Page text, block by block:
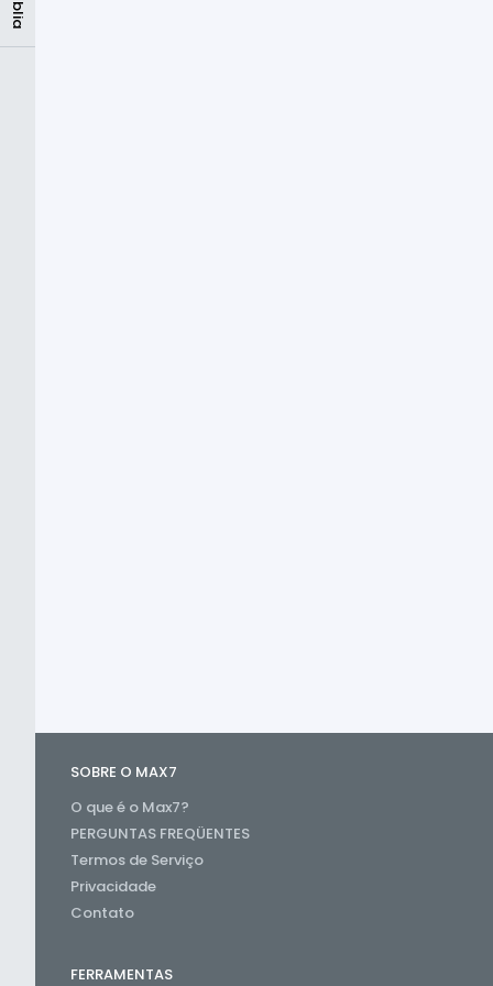
SOBRE O MAX7
O que é o Max7?
PERGUNTAS FREQÜENTES
Termos de Serviço
Privacidade
Contato
FERRAMENTAS